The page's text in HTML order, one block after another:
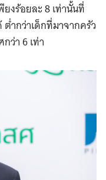
งร้อยละ 8 เท่านั้นที่
ำกว่าเด็กที่มาจากครัว
ว่า 6 เท่า